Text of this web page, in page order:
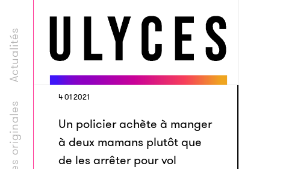
Séries originales
Actualités
4 01 2021
Un policier achète à manger
à deux mamans plutôt que
de les arrêter pour vol